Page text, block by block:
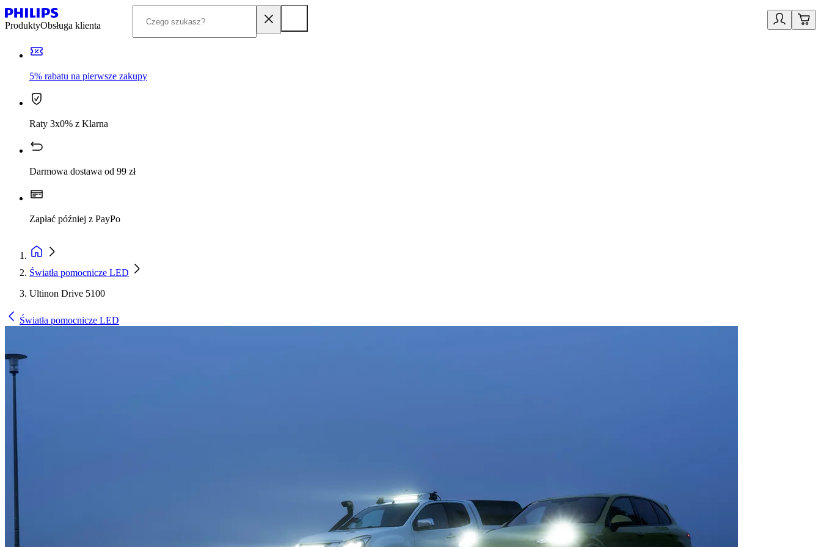
ProduktyObsługa klienta
5% rabatu na pierwsze zakupy
Raty 3x0% z Klarna
Darmowa dostawa od 99 zł
Zapłać później z PayPo
Światła pomocnicze LED
Ultinon Drive 5100
Światła pomocnicze LED